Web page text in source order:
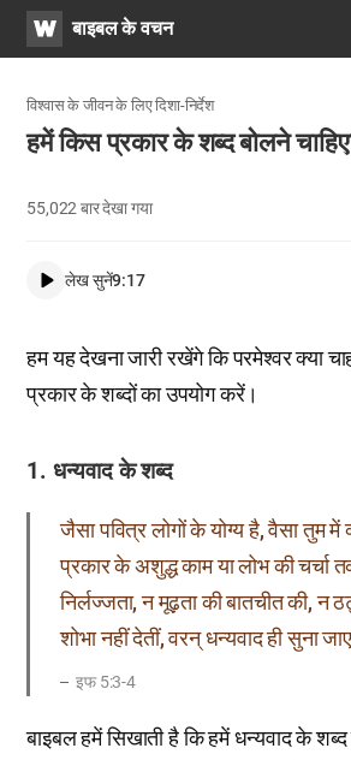
WATVबाइबल के वचन
विश्वास के जीवन के लिए दिशा-निर्देश
हमें किस प्रकार के शब्द बोलने
55,022बार देखा गया
लेख सुनें9:17
हम यह देखना जारी रखेंगे कि परमेश्वर क्या
प्रकार के शब्दों का उपयोग करें।
1. धन्यवाद के शब्द
जैसा पवित्र लोगों के योग्य है, वैसा तुम में
प्रकार के अशुद्ध काम या लोभ की चर्चा
निर्लज्जता, न मूढ़ता की बातचीत की, न
शोभा नहीं देतीं, वरन् धन्यवाद ही सुना
इफ 5:3-4
बाइबल हमें सिखाती है कि हमें धन्यवाद के शब्द